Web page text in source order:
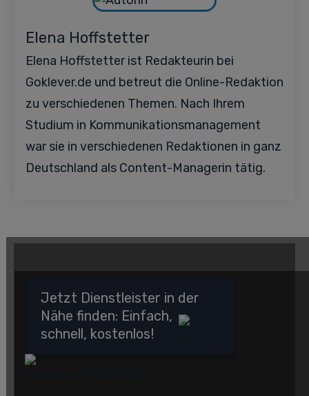
Elena Hoffstetter
Elena Hoffstetter ist Redakteurin bei
Goklever.de und betreut die Online-Redaktion
zu verschiedenen Themen. Nach Ihrem
Studium in Kommunikationsmanagement
war sie in verschiedenen Redaktionen in ganz
Deutschland als Content-Managerin tätig.
Jetzt Dienstleister in der
Nähe finden: Einfach,
schnell, kostenlos!